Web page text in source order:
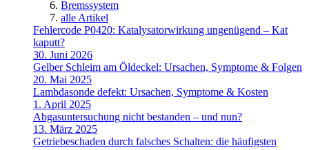
Bremssystem
alle Artikel
Fehlercode P0420: Katalysatorwirkung ungenügend – Kat
kaputt?
30. Juni 2026
Gelber Schleim am Öldeckel: Ursachen, Symptome & Folgen
20. Mai 2025
Lambdasonde defekt: Ursachen, Symptome & Kosten
1. April 2025
Abgasuntersuchung nicht bestanden – und nun?
13. März 2025
Getriebeschaden durch falsches Schalten: die häufigsten